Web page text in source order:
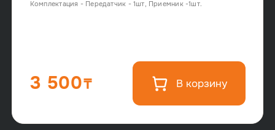
Комплектация - Передатчик - 1шт, Приемник -1шт.
3 500 В корзину